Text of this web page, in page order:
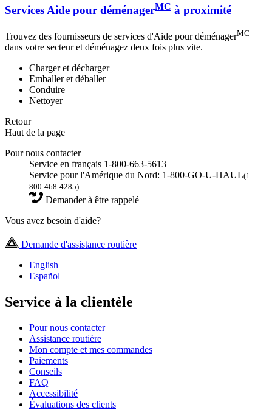
Services Aide pour déménagerMC à proximité
Trouvez des fournisseurs de services d'Aide pour déménagerMC
dans votre secteur et déménagez deux fois plus vite.
Charger et décharger
Emballer et déballer
Conduire
Nettoyer
Retour
Haut de la page
Pour nous contacter
Service en français 1-800-663-5613
Service pour l'Amérique du Nord: 1-800-GO-U-HAUL(1-
800-468-4285)
Demander à être rappelé
Vous avez besoin d'aide?
Demande d'assistance routière
English
Español
Service à la clientèle
Pour nous contacter
Assistance routière
Mon compte et mes commandes
Paiements
Conseils
FAQ
Accessibilité
Évaluations des clients